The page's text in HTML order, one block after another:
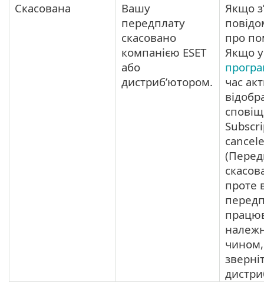
Скасована
Вашу
передплату
скасовано
компанією ESET
або
дистриб’ютором.
Якщо
про
Якщо
час
проте
чином,